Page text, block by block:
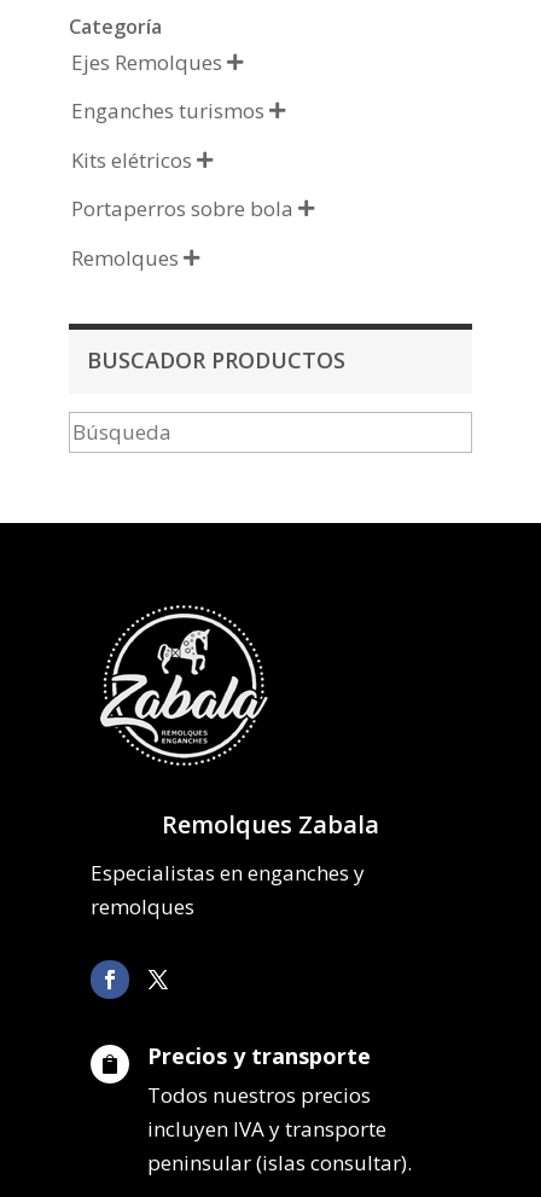
Categoría
Ejes Remolques 
Enganches turismos 
Kits elétricos 
Portaperros sobre bola 
Remolques 
BUSCADOR PRODUCTOS
Remolques Zabala
Especialistas en enganches y
remolques
 Precios y transporte
Todos nuestros precios
incluyen IVA y transporte
peninsular (islas consultar).